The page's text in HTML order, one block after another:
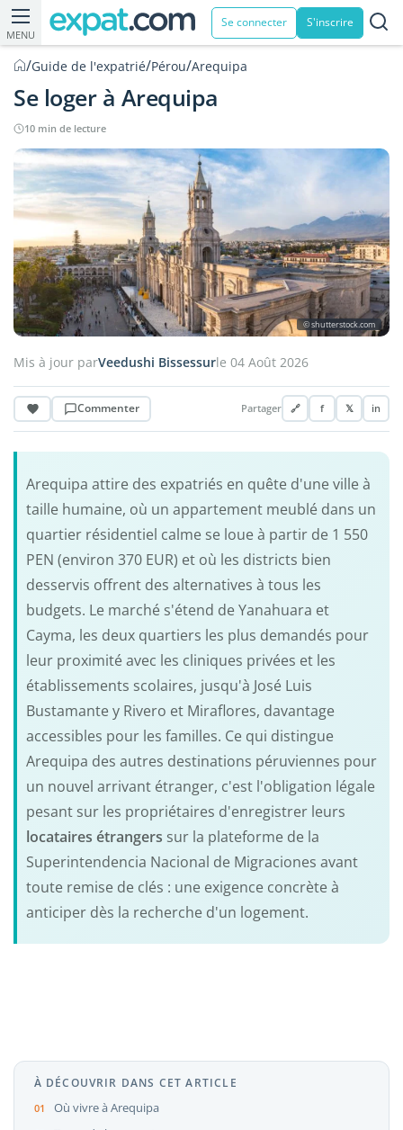
MENU
Se connecter S'inscrire
/Guide de l'expatrié/Pérou/Arequipa
Se loger à Arequipa
10 min de lecture
© shutterstock.com
Mis à jour parVeedushi Bissessurle 04 Août 2026
Commenter Partager 🔗 f 𝕏 in
Arequipa attire des expatriés en quête d'une ville à
taille humaine, où un appartement meublé dans un
quartier résidentiel calme se loue à partir de 1 550
PEN (environ 370 EUR) et où les districts bien
desservis offrent des alternatives à tous les
budgets. Le marché s'étend de Yanahuara et
Cayma, les deux quartiers les plus demandés pour
leur proximité avec les cliniques privées et les
établissements scolaires, jusqu'à José Luis
Bustamante y Rivero et Miraflores, davantage
accessibles pour les familles. Ce qui distingue
Arequipa des autres destinations péruviennes pour
un nouvel arrivant étranger, c'est l'obligation légale
pesant sur les propriétaires d'enregistrer leurs
locataires étrangers sur la plateforme de la
Superintendencia Nacional de Migraciones avant
toute remise de clés : une exigence concrète à
anticiper dès la recherche d'un logement.
À DÉCOUVRIR DANS CET ARTICLE
Où vivre à Arequipa